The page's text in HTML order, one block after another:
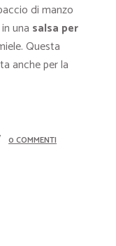
di manzo
una salsa per
Questa
anche per la
0 COMMENTI